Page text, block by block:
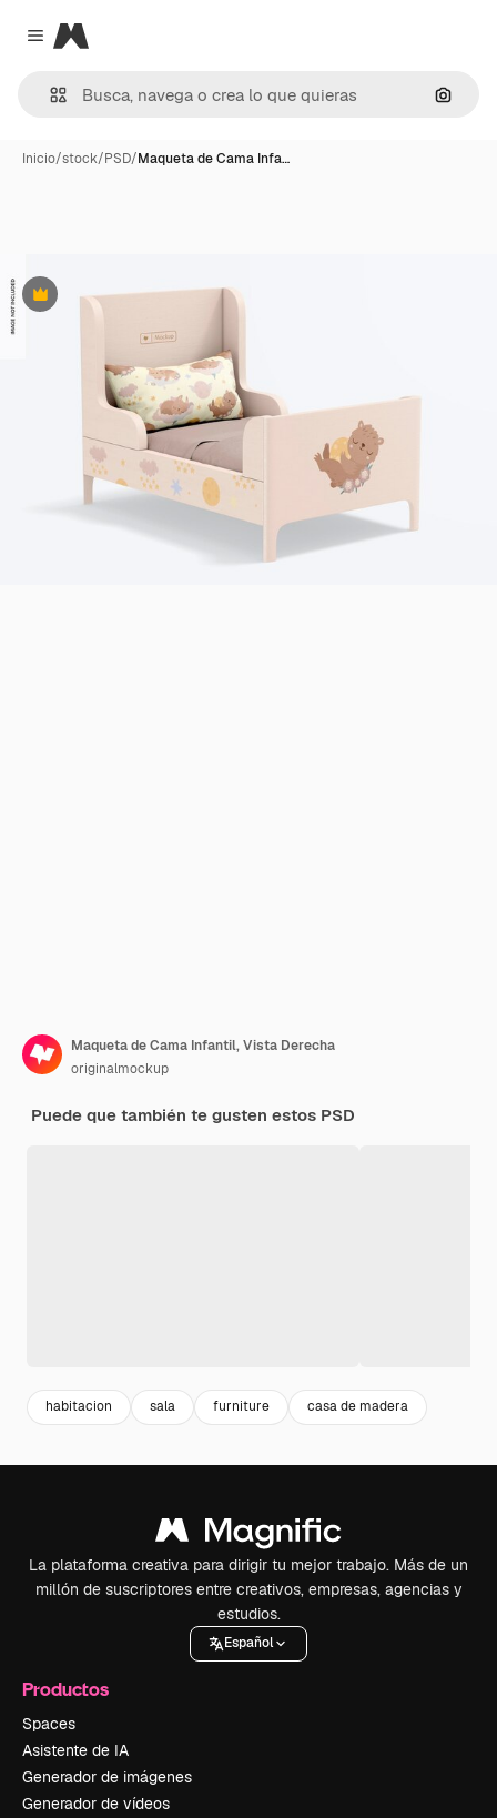
Close menu
Magnific
Inicio/stock/PSD/Maqueta de Cama Infa…
Premium
Maqueta de Cama Infantil, Vista Derecha
originalmockup
Puede que también te gusten estos PSD
habitacion sala furniture casa de madera
La plataforma creativa para dirigir tu mejor trabajo. Más de un
millón de suscriptores entre creativos, empresas, agencias y
estudios.
Español
Productos
Spaces
Asistente de IA
Generador de imágenes
Generador de vídeos